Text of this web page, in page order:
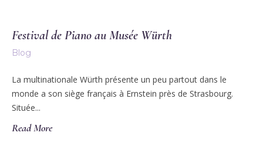
Festival de Piano au Musée Würth
Blog
La multinationale Würth présente un peu partout dans le
monde a son siège français à Ernstein près de Strasbourg.
Située...
Read More